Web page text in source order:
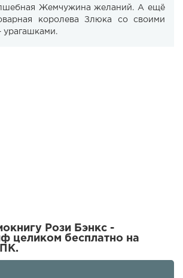
Жемчужина желаний. А ещё
королева Злюка со своими
Рози Бэнкс -
целиком бесплатно на